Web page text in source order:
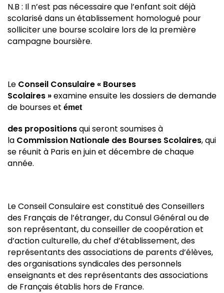
N.B : Il n’est pas nécessaire que l’enfant soit déjà
scolarisé dans un établissement homologué pour
solliciter une bourse scolaire lors de la première
campagne boursière.
Le Conseil Consulaire « Bourses
Scolaires »examine ensuite les dossiers de demande
de bourses et émet
des propositionsqui seront soumises à
la Commission Nationale des Bourses Scolaires, qui
se réunit à Paris en juin et décembre de chaque
année.
Le Conseil Consulaire est constitué des Conseillers
des Français de l’étranger, du Consul Général ou de
son représentant, du conseiller de coopération et
d’action culturelle, du chef d’établissement, des
représentants des associations de parents d’élèves,
des organisations syndicales des personnels
enseignants et des représentants des associations
de Français établis hors de France.